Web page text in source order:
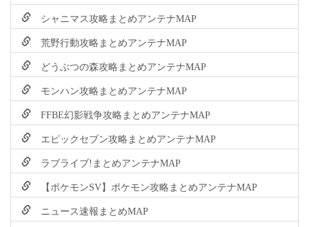
シャニマス攻略まとめアンテナMAP
荒野行動攻略まとめアンテナMAP
どうぶつの森攻略まとめアンテナMAP
モンハン攻略まとめアンテナMAP
FFBE幻影戦争攻略まとめアンテナMAP
エピックセブン攻略まとめアンテナMAP
ラブライブ!まとめアンテナMAP
【ポケモンSV】ポケモン攻略まとめアンテナMAP
ニュース速報まとめMAP